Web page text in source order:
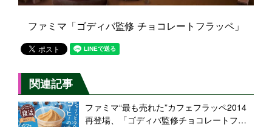
ファミマ「ゴディバ監修 チョコレートフラッペ」
関連記事
ファミマ“最も売れた”カフェフラッペ2014
再登場、「ゴディバ監修チョコレートフラ